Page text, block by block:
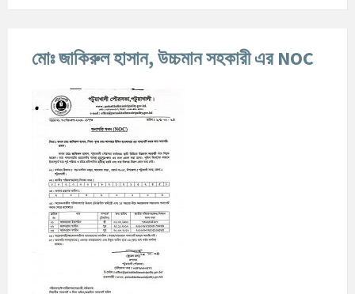
মোঃ জাকিরুল হাসান, উচ্চমান সহকারী এর NOC